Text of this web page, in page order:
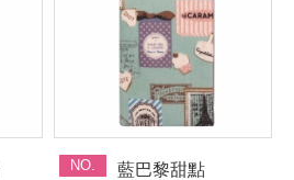
NO. 藍巴黎甜點